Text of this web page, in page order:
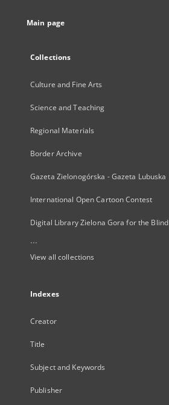
Main page
Collections
Culture and Fine Arts
Science and Teaching
Regional Materials
Border Archive
Gazeta Zielonogórska - Gazeta Lubuska
International Open Cartoon Contest
Digital Library Zielona Gora for the Blind
...
View all collections
Indexes
Creator
Title
Subject and Keywords
Publisher